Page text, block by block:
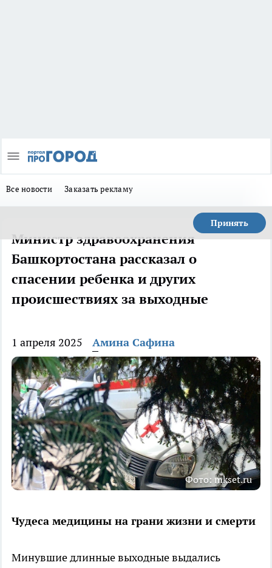
Все новости Заказать рекламу
Принять
Министр здравоохранения
Башкортостана рассказал о
спасении ребенка и других
происшествиях за выходные
1 апреля 2025 Амина Сафина
Фото: mkset.ru
Чудеса медицины на грани жизни и смерти
Минувшие длинные выходные выдались